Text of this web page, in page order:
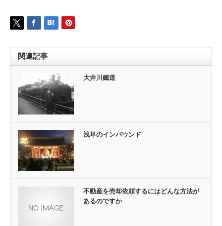
関連記事
大井川鐵道
浅草のインバウンド
不動産を売却依頼するにはどんな方法が
あるのですか